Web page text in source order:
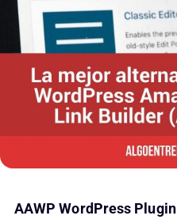
AAWP WordPress